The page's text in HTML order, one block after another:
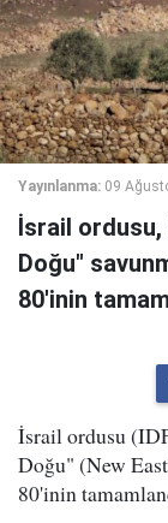
Yayınlanma: 09
İsrail ordusu,
Doğu"
80'inin
İsrail ordusu
Doğu" (New
80'inin